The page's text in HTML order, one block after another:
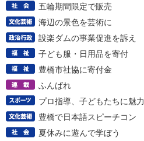
五輪期間限定で販売
海辺の景色を芸術に
設楽ダムの事業促進を訴え
子ども服・日用品を寄付
豊橋市社協に寄付金
ふんばれ
プロ指導、子どもたちに魅力
豊橋で日本語スピーチコン
夏休みに遊んで学ぼう